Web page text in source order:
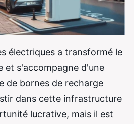
électriques a transformé le
et s'accompagne d'une
de bornes de recharge
dans cette infrastructure
lucrative, mais il est